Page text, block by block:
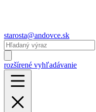
starosta@andovce.sk
rozšírené vyhľadávanie